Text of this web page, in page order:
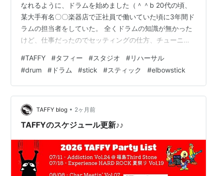
なれるように、ドラムを始めました（＾＾b 20代の頃、
某大手有名〇〇楽器店で正社員で働いていた頃に3年間ド
ラムの担当者をしていた。 全くドラムの知識が無かった
けど、仕事だったのでセッティングの仕方、チューニン
客様に教えてもらったりして知識を学んだ。 スタジオに
個人練習で何度も入って、ドラムセットをバラして組み
立てたりもして、叩く練習も少しだけしてみた程
度。。。 あれから約30年くらい(￣▽￣;)w 改めてドラム
セットと向き合う事にしたけど、叩けないもんだw 今
は、自分のスタジオがあるので、毎晩…
#TAFFY #タフィー #スタジオ #リハーサル
#drum # ドラム #stick #スティック #elbowstick
TAFFY blog • 2ヶ月前
TAFFYのスケジュール更新♪♪